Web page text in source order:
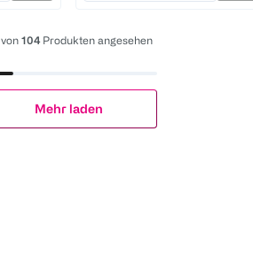
von104 Produkten angesehen
Mehr laden